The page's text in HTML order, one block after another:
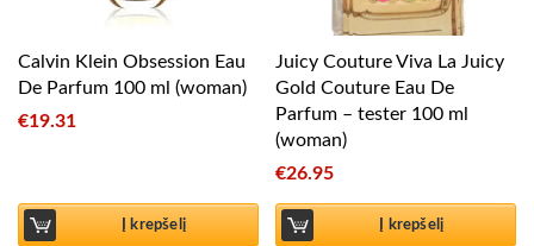
Calvin Klein Obsession Eau
De Parfum 100 ml (woman)
€19.31
Į krepšelį
Juicy Couture Viva La Juicy
Gold Couture Eau De
Parfum – tester 100 ml
(woman)
€26.95
Į krepšelį